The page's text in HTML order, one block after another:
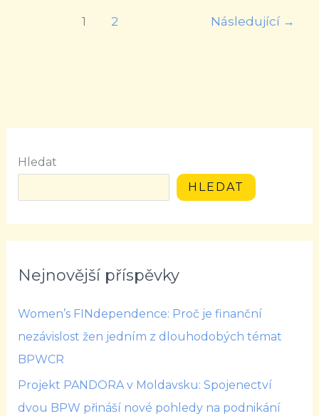
1 2 Následující →
Hledat
HLEDAT
Nejnovější příspěvky
Women’s FINdependence: Proč je finanční
nezávislost žen jedním z dlouhodobých témat
BPWCR
Projekt PANDORA v Moldavsku: Spojenectví
dvou BPW přináší nové pohledy na podnikání